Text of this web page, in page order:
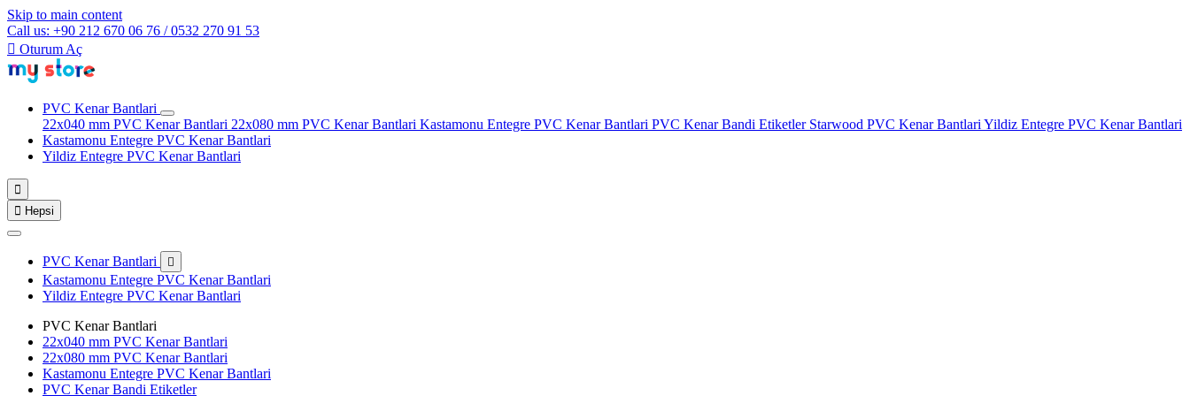
Skip to main content
Call us: +90 212 670 06 76 / 0532 270 91 53
 Oturum Aç
PVC Kenar Bantlari
22x040 mm PVC Kenar Bantlari 22x080 mm PVC Kenar Bantlari Kastamonu Entegre PVC Kenar Bantlari PVC Kenar Bandi Etiketler Starwood PVC Kenar Bantlari Yildiz Entegre PVC Kenar Bantlari
Kastamonu Entegre PVC Kenar Bantlari
Yildiz Entegre PVC Kenar Bantlari

 Hepsi
PVC Kenar Bantlari 
Kastamonu Entegre PVC Kenar Bantlari
Yildiz Entegre PVC Kenar Bantlari
PVC Kenar Bantlari
22x040 mm PVC Kenar Bantlari
22x080 mm PVC Kenar Bantlari
Kastamonu Entegre PVC Kenar Bantlari
PVC Kenar Bandi Etiketler